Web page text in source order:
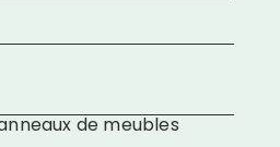
de meubles